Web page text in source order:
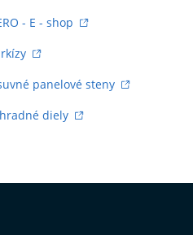
- E - shop
panelové steny
diely